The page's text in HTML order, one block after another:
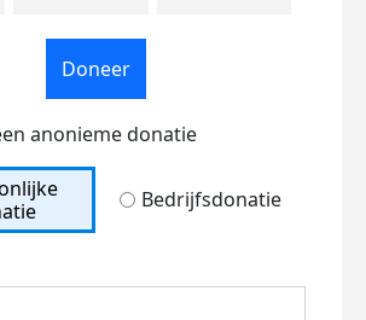
Doneer
anonieme donatie
Bedrijfsdonatie